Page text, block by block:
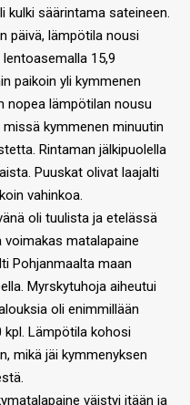
kulki säärintama sateineen.
päivä, lämpötila nousi
15,9
paikoin yli kymmenen
nopea lämpötilan nousu
kymmenen minuutin
Rintaman jälkipuolella
Puuskat olivat laajalti
vahinkoa.
oli tuulista ja etelässä
matalapaine
Pohjanmaalta maan
Myrskytuhoja aiheutui
oli enimmillään
kpl. Lämpötila kohosi
mikä jäi kymmenyksen
väistyi itään ja